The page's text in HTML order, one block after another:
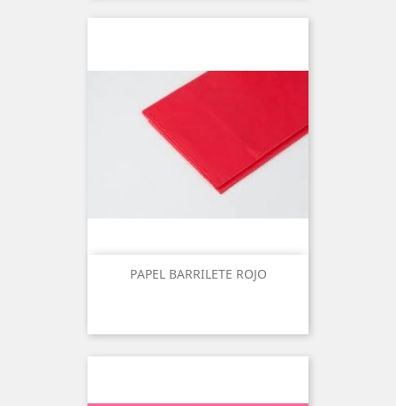
PAPEL BARRILETE ROJO